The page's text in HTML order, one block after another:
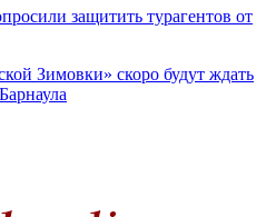
защитить турагентов от
Зимовки» скоро будут ждать